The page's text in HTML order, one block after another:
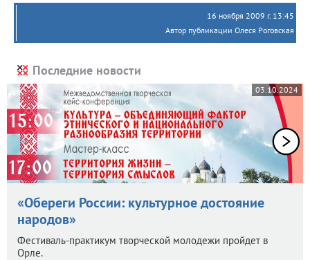
16 ноября 2009 г. 13:45
Автор публикации Олеся Роговская
Последние новости
03.10.2024
«Обереги России: культурное достояние
народов»
Фестиваль-практикум творческой молодежи пройдет в
Орле.